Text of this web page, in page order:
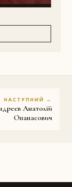
НАСТУПНИЙ →
Анатолій
Опанасович